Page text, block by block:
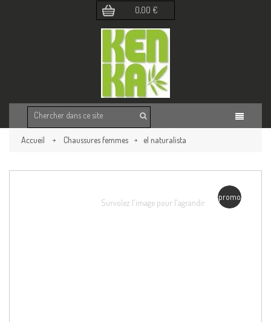
0,00 €
Accueil Chaussures femmes el naturalista
promo
Survolez l'image pour l'agrandir